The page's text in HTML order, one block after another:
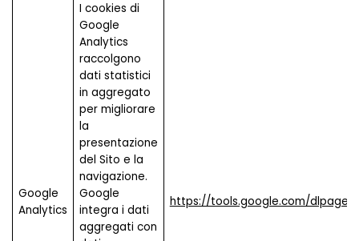
Google
Analytics
I cookies di
Google
Analytics
raccolgono
dati statistici
in aggregato
per migliorare
la
presentazione
del Sito e la
navigazione.
Google
integra i dati
aggregati con
https://tools.google.com/dlpage/